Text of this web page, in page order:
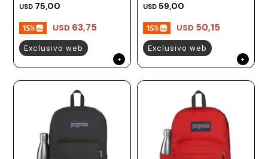
USD 75,00
USD 63,75
Exclusivo web
USD 59,00
USD 50,15
Exclusivo web